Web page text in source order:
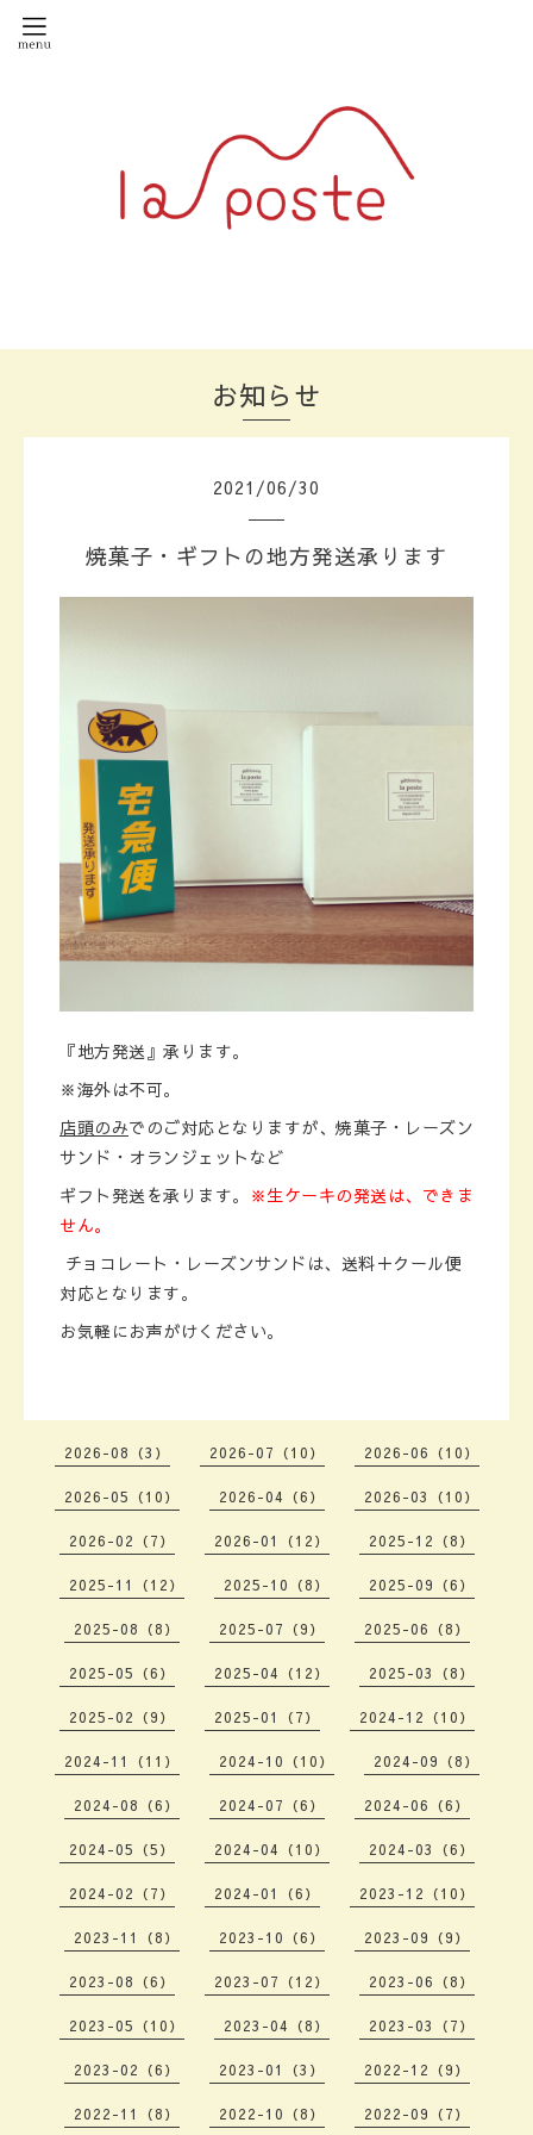
お知らせ
2021 /06/30
焼菓子・ギフトの地方発送承ります
『地方発送』承ります。
※海外は不可。
店頭のみでのご対応となりますが、焼菓子・レーズン
サンド・オランジェットなど
ギフト発送を承ります。 ※生ケーキの発送は、できま
せん。
チョコレート・レーズンサンドは、送料＋クール便
対応となります。
お気軽にお声がけください。
2026-08（3） 2026-07（10） 2026-06（10）
2026-05（10） 2026-04（6） 2026-03（10）
2026-02（7） 2026-01（12） 2025-12（8）
2025-11（12） 2025-10（8） 2025-09（6）
2025-08（8） 2025-07（9） 2025-06（8）
2025-05（6） 2025-04（12） 2025-03（8）
2025-02（9） 2025-01（7） 2024-12（10）
2024-11（11） 2024-10（10） 2024-09（8）
2024-08（6） 2024-07（6） 2024-06（6）
2024-05（5） 2024-04（10） 2024-03（6）
2024-02（7） 2024-01（6） 2023-12（10）
2023-11（8） 2023-10（6） 2023-09（9）
2023-08（6） 2023-07（12） 2023-06（8）
2023-05（10） 2023-04（8） 2023-03（7）
2023-02（6） 2023-01（3） 2022-12（9）
2022-11（8） 2022-10（8） 2022-09（7）